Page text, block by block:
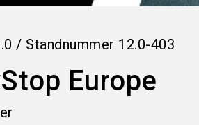
/ Standnummer 12.0-403
Europe